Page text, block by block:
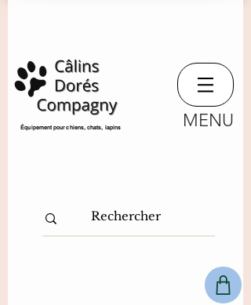
​Équipement pour chiens, chats, lapins MENU